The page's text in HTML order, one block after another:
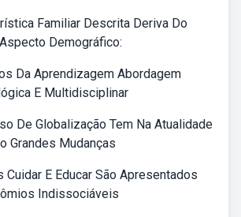
Familiar Descrita Deriva Do
Demográfico:
Da Aprendizagem Abordagem
E Multidisciplinar
De Globalização Tem Na Atualidade
Grandes Mudanças
Cuidar E Educar São Apresentados
Indissociáveis